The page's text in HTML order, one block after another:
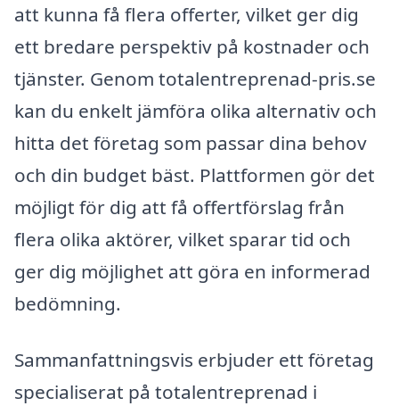
att kunna få flera offerter, vilket ger dig
ett bredare perspektiv på kostnader och
tjänster. Genom totalentreprenad-pris.se
kan du enkelt jämföra olika alternativ och
hitta det företag som passar dina behov
och din budget bäst. Plattformen gör det
möjligt för dig att få offertförslag från
flera olika aktörer, vilket sparar tid och
ger dig möjlighet att göra en informerad
bedömning.
Sammanfattningsvis erbjuder ett företag
specialiserat på totalentreprenad i